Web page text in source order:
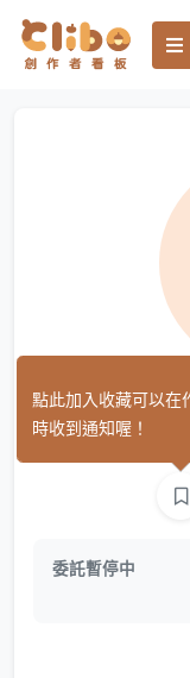
委託暫停中
點此加入收藏可以在
時收到通知喔！